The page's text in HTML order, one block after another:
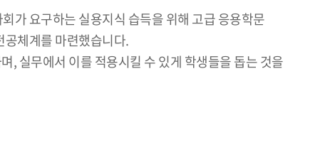
가 요구하는 실용지식 습득을 위해 고급 응용학문
공체계를 마련했습니다.
, 실무에서 이를 적용시킬 수 있게 학생들을 돕는 것을